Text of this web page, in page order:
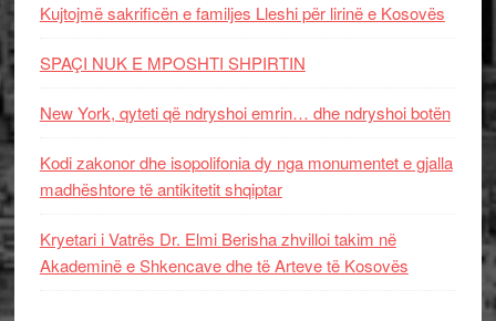
Kujtojmë sakrificën e familjes Lleshi për lirinë e Kosovës
SPAÇI NUK E MPOSHTI SHPIRTIN
New York, qyteti që ndryshoi emrin… dhe ndryshoi botën
Kodi zakonor dhe isopolifonia dy nga monumentet e gjalla
madhështore të antikitetit shqiptar
Kryetari i Vatrës Dr. Elmi Berisha zhvilloi takim në
Akademinë e Shkencave dhe të Arteve të Kosovës